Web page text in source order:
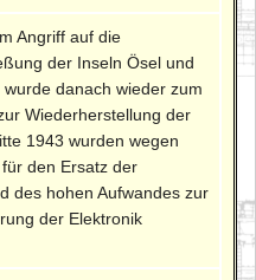
Angriff auf die
der Inseln Ösel und
danach wieder zum
Wiederherstellung der
1943 wurden wegen
den Ersatz der
des hohen Aufwandes zur
der Elektronik